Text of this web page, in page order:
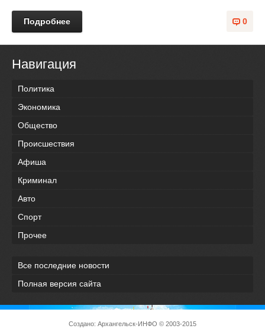
0
Подробнее
Навигация
Политика
Экономика
Общество
Происшествия
Афиша
Криминал
Авто
Спорт
Прочее
Все последние новости
Полная версия сайта
Создано: Архангельск-ИНФО © 2003-2015